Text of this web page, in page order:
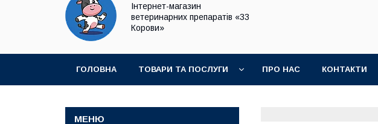
Інтернет-магазин
ветеринарних препаратів «33
Корови»
ГОЛОВНА ТОВАРИ ТА ПОСЛУГИ ПРО НАС КОНТАКТИ